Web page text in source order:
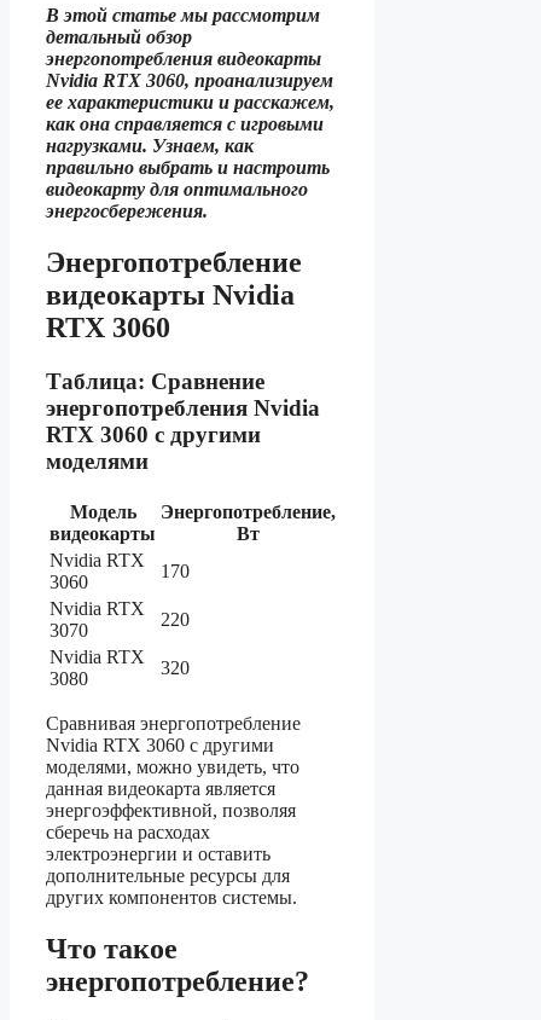
В этой статье мы рассмотрим
детальный обзор
энергопотребления видеокарты
Nvidia RTX 3060, проанализируем
ее характеристики и расскажем,
как она справляется с игровыми
нагрузками. Узнаем, как
правильно выбрать и настроить
видеокарту для оптимального
энергосбережения.
Энергопотребление
видеокарты Nvidia
RTX 3060
Таблица: Сравнение
энергопотребления Nvidia
RTX 3060 с другими
моделями
Модель
видеокарты
Энергопотребление,
Вт
Nvidia RTX
3060
170
Nvidia RTX
3070
220
Nvidia RTX
3080
320
Сравнивая энергопотребление
Nvidia RTX 3060 с другими
моделями, можно увидеть, что
данная видеокарта является
энергоэффективной, позволяя
сберечь на расходах
электроэнергии и оставить
дополнительные ресурсы для
других компонентов системы.
Что такое
энергопотребление?